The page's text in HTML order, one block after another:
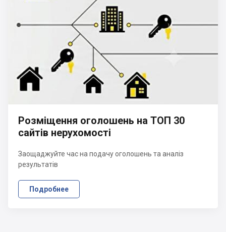
Розміщення оголошень на ТОП 30
сайтів нерухомості
Заощаджуйте час на подачу оголошень та аналіз
результатів
Подробнее